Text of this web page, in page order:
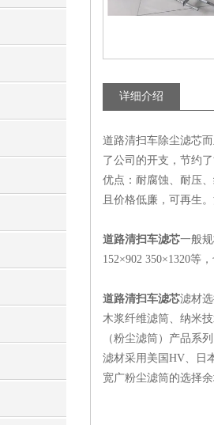
详细介绍
道路清扫车除尘滤芯
了公司的开支，节约
优点：耐腐蚀、耐压
且价格低廉，可再生
道路清扫车滤芯一般规
152×902 350×1320等
道路清扫车滤芯滤材选
木浆纤维滤筒、纳米
（粉尘滤筒）产品系
滤材采用美国HV、日
宽广粉尘滤筒的选择余